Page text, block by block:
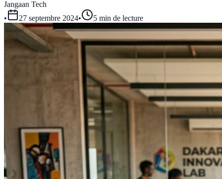
Jangaan Tech
•
27 septembre 2024• 5 min de lecture